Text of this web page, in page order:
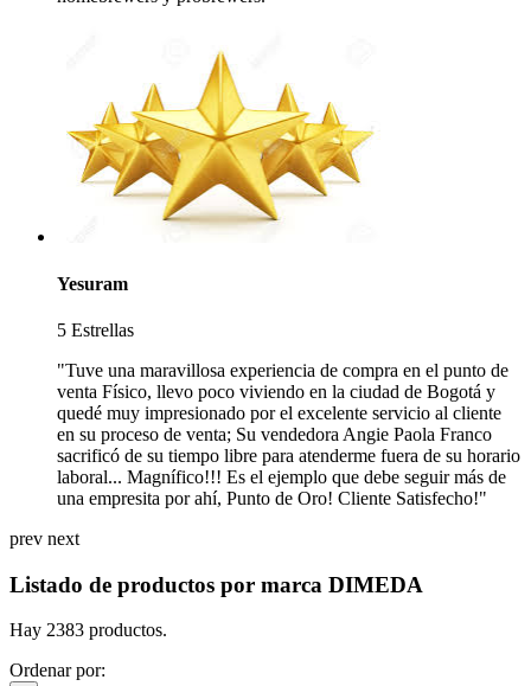
Yesuram
5 Estrellas
"Tuve una maravillosa experiencia de compra en el punto de
venta Físico, llevo poco viviendo en la ciudad de Bogotá y
quedé muy impresionado por el excelente servicio al cliente
en su proceso de venta; Su vendedora Angie Paola Franco
sacrificó de su tiempo libre para atenderme fuera de su horario
laboral... Magnífico!!! Es el ejemplo que debe seguir más de
una empresita por ahí, Punto de Oro! Cliente Satisfecho!"
prev next
Listado de productos por marca DIMEDA
Hay 2383 productos.
Ordenar por: